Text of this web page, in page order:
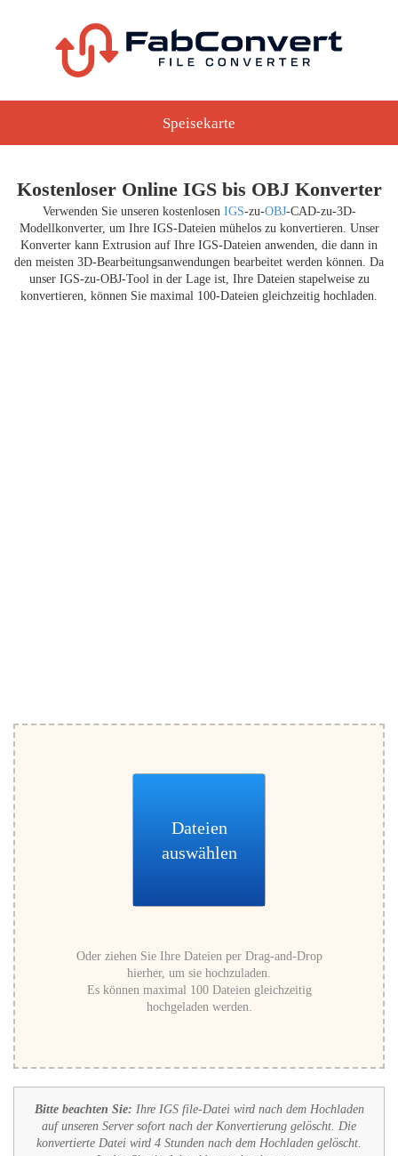
Speisekarte
Kostenloser Online IGS bis OBJ Konverter
Verwenden Sie unseren kostenlosen IGS-zu-OBJ-CAD-zu-3D-
Modellkonverter, um Ihre IGS-Dateien mühelos zu konvertieren. Unser
Konverter kann Extrusion auf Ihre IGS-Dateien anwenden, die dann in
den meisten 3D-Bearbeitungsanwendungen bearbeitet werden können. Da
unser IGS-zu-OBJ-Tool in der Lage ist, Ihre Dateien stapelweise zu
konvertieren, können Sie maximal 100-Dateien gleichzeitig hochladen.
Dateien
auswählen
Oder ziehen Sie Ihre Dateien per Drag-and-Drop
hierher, um sie hochzuladen.
Es können maximal 100 Dateien gleichzeitig
hochgeladen werden.
Bitte beachten Sie: Ihre IGS file-Datei wird nach dem Hochladen
auf unseren Server sofort nach der Konvertierung gelöscht. Die
konvertierte Datei wird 4 Stunden nach dem Hochladen gelöscht.